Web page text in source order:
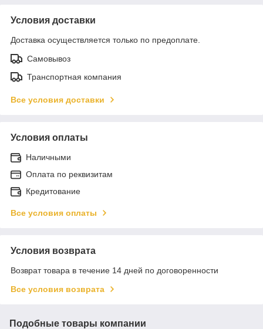
Условия доставки
Доставка осуществляется только по предоплате.
Самовывоз
Транспортная компания
Все условия доставки
Условия оплаты
Наличными
Оплата по реквизитам
Кредитование
Все условия оплаты
Условия возврата
Возврат товара в течение 14 дней по договоренности
Все условия возврата
Подобные товары компании